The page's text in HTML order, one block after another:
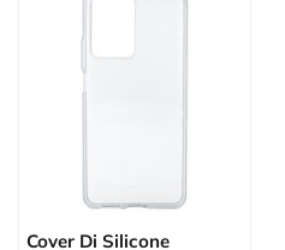
Cover Di Silicone